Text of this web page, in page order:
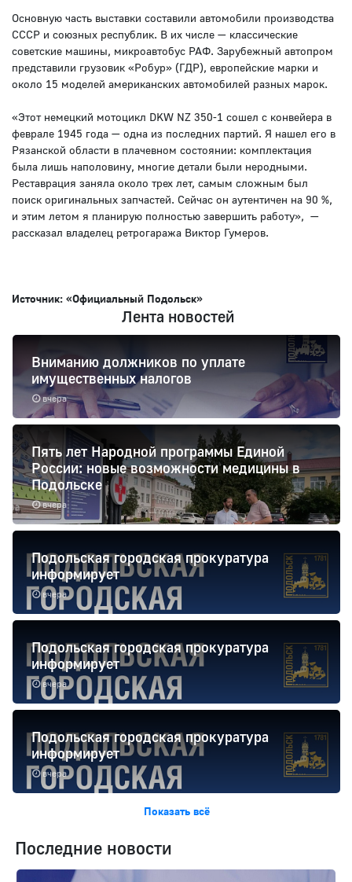
Основную часть выставки составили автомобили производства
СССР и союзных республик. В их числе — классические
советские машины, микроавтобус РАФ. Зарубежный автопром
представили грузовик «Робур» (ГДР), европейские марки и
около 15 моделей американских автомобилей разных марок.
«Этот немецкий мотоцикл DKW NZ 350-1 сошел с конвейера в
феврале 1945 года — одна из последних партий. Я нашел его в
Рязанской области в плачевном состоянии: комплектация
была лишь наполовину, многие детали были неродными.
Реставрация заняла около трех лет, самым сложным был
поиск оригинальных запчастей. Сейчас он аутентичен на 90 %,
и этим летом я планирую полностью завершить работу», —
рассказал владелец ретрогаража Виктор Гумеров.
Источник: «Официальный Подольск»
Лента новостей
вчера
Вниманию должников по уплате
имущественных налогов
вчера
Пять лет Народной программы Единой
России: новые возможности медицины в
Подольске
вчера
Подольская городская прокуратура
информирует
вчера
Подольская городская прокуратура
информирует
вчера
Подольская городская прокуратура
информирует
Показать всё
Последние новости